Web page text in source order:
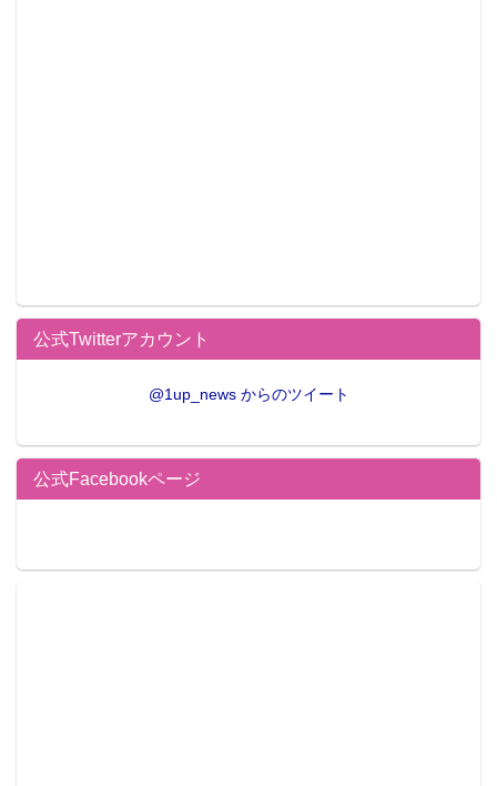
公式Twitterアカウント
@1up_news からのツイート
公式Facebookページ